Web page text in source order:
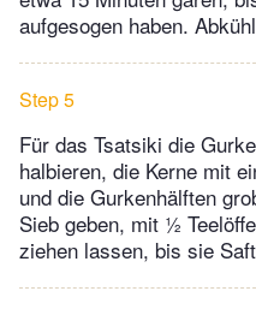
aufgesogen haben.
Step 5
Für das Tsatsiki die
halbieren, die Kerne mit
und die Gurkenhälften
Sieb geben, mit ½
ziehen lassen, bis sie